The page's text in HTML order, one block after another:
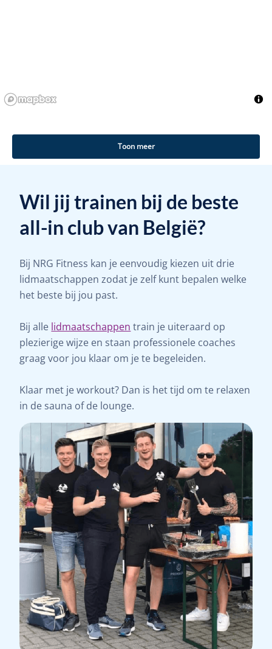
Toon meer
Wil jij trainen bij de beste
all-in club van België?
Bij NRG Fitness kan je eenvoudig kiezen uit drie
lidmaatschappen zodat je zelf kunt bepalen welke
het beste bij jou past.
Bij alle lidmaatschappen train je uiteraard op
plezierige wijze en staan professionele coaches
graag voor jou klaar om je te begeleiden.
Klaar met je workout? Dan is het tijd om te relaxen
in de sauna of de lounge.